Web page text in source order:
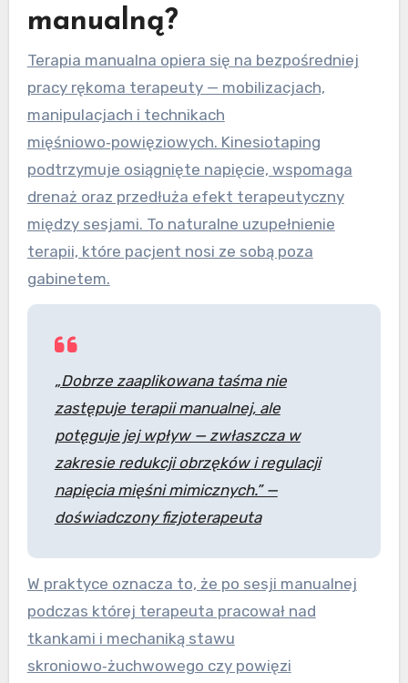
manualną?
Terapia manualna opiera się na bezpośredniej
pracy rękoma terapeuty — mobilizacjach,
manipulacjach i technikach
mięśniowo‑powięziowych. Kinesiotaping
podtrzymuje osiągnięte napięcie, wspomaga
drenaż oraz przedłuża efekt terapeutyczny
między sesjami. To naturalne uzupełnienie
terapii, które pacjent nosi ze sobą poza
gabinetem.
„Dobrze zaaplikowana taśma nie
zastępuje terapii manualnej, ale
potęguje jej wpływ — zwłaszcza w
zakresie redukcji obrzęków i regulacji
napięcia mięśni mimicznych.” —
doświadczony fizjoterapeuta
W praktyce oznacza to, że po sesji manualnej
podczas której terapeuta pracował nad
tkankami i mechaniką stawu
skroniowo‑żuchwowego czy powięzi